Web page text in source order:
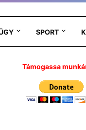
SPORT
Támogassa